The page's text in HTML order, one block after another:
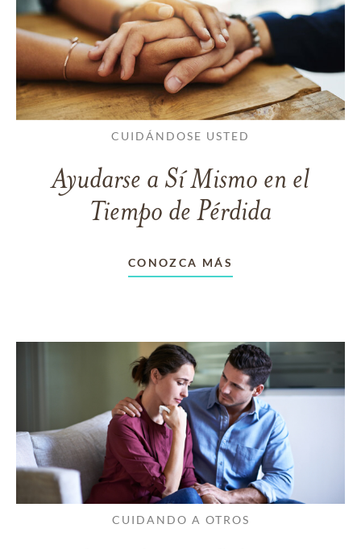
CUIDÁNDOSE USTED
Ayudarse a Sí Mismo en el
Tiempo de Pérdida
CONOZCA MÁS
CUIDANDO A OTROS